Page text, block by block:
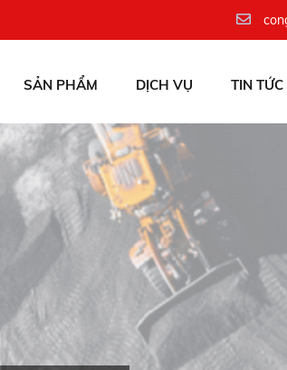
SẢN PHẨM DỊCH VỤ TIN TỨC